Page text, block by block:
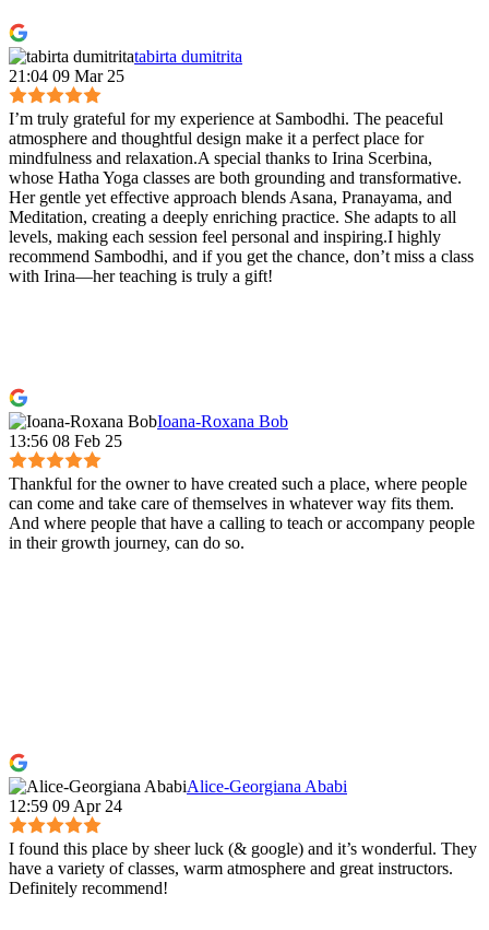
tabirta dumitrita
21:04 09 Mar 25
I’m truly grateful for my experience at Sambodhi. The peaceful
atmosphere and thoughtful design make it a perfect place for
mindfulness and relaxation.A special thanks to Irina Scerbina,
whose Hatha Yoga classes are both grounding and transformative.
Her gentle yet effective approach blends Asana, Pranayama, and
Meditation, creating a deeply enriching practice. She adapts to all
levels, making each session feel personal and inspiring.I highly
recommend Sambodhi, and if you get the chance, don’t miss a class
with Irina—her teaching is truly a gift!
Ioana-Roxana Bob
13:56 08 Feb 25
Thankful for the owner to have created such a place, where people
can come and take care of themselves in whatever way fits them.
And where people that have a calling to teach or accompany people
in their growth journey, can do so.
Alice-Georgiana Ababi
12:59 09 Apr 24
I found this place by sheer luck (& google) and it’s wonderful. They
have a variety of classes, warm atmosphere and great instructors.
Definitely recommend!